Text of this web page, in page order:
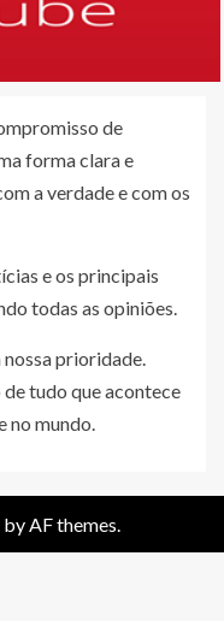
de
forma clara e
a verdade e com os
e os principais
todas as opiniões.
prioridade.
tudo que acontece
no mundo.
by AF themes.